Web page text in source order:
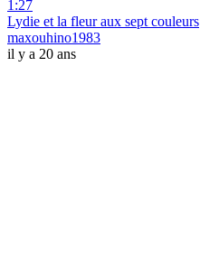
1:27
Lydie et la fleur aux sept couleurs
maxouhino1983
il y a 20 ans